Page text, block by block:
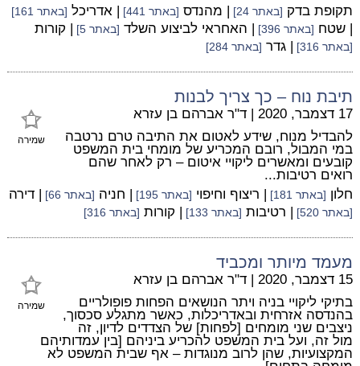
תקופת בדק [באתר 24] | מהנדס [באתר 441] | אדריכל [באתר 161]
| שטח [באתר 396] | האחראי לביצוע השלד [באתר 5] | קורות
[באתר 316] | גדר [באתר 284]
תיבת נוח – כך צריך לבנות
שמירה
17 דצמבר, 2020 | ד"ר אברהם בן עזרא
להבדיל מנוח, שידע לאטום את התיבה טרם נרטבה
במי המבול, רובם המכריע של מומחי בית המשפט
קובעים ומאשרים ליקויי איטום – רק לאחר שהם
רואים רטיבות...
חלון [באתר 181] | ריצוף וחיפוי [באתר 195] | חניה [באתר 66] | דירה
[באתר 520] | רטיבות [באתר 133] | קורות [באתר 316]
מעמד מיותר ומכביד
שמירה
15 דצמבר, 2020 | ד"ר אברהם בן עזרא
בתיקי ליקויי בניה ויתר הנושאים הפחות פופולריים
בהנדסה אזרחית ובאדריכלות, כאשר מתגלע סכסוך,
ניצבים שני מומחים [לפחות] של הצדדים לדיון, זה
מול זה, ועל בית המשפט להכריע ביניהם [בין עמדותיהם
המקצועיות, שהן לרוב מנוגדות – אף שבית המשפט לא